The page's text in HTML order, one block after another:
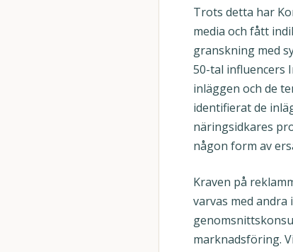
Trots detta har
media och fått
granskning med
50-tal influencers
inläggen och de
identifierat de
näringsidkares
någon form av
Kraven på
varvas med
marknadsföring.